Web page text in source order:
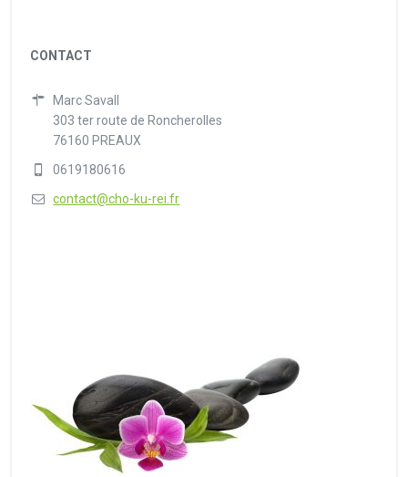
CONTACT
Marc Savall
303 ter route de Roncherolles
76160 PREAUX
0619180616
contact@cho-ku-rei.fr